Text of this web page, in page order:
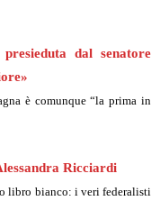
dal senatore
è comunque “la prima in
Ricciardi
libro bianco: i veri federalisti